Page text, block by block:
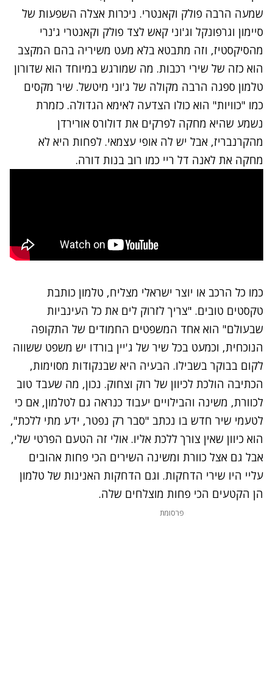
שמעה הרבה פולק וקאנטרי. ניכרות אצלה השפעות של
סיימון וגרפונקל וג'וני קאש לצד פולק וקאנטרי ג'נרי
מהסיקסטיז, וזה מתבטא בלא מעט משיריה בהם המקצב
הוא כזה של שירי רכבות. מה שמורגש במיוחד הוא שדורון
טלמון ספגה הרבה מקולה של ג'וני מיטשל. שיר מקסים
כמו "כוויות" הוא כולו הצדעה לאימא הגדולה. כזמרת
נשמע שהיא מחקה לפרקים את דולורס אורירדן
מהקרנבריז, אבל יש לה אופי עצמאי. לפחות היא לא
מחקה את לאנה דל ריי כמו רוב בנות דורה.
כמו כל הרכב או יוצר ישראלי מצליח, טלמון כותבת
טקסטים טובים. "צריך לזרוק לים את כל העינביות
שבעולם" הוא אחד המשפטים החמודים של התקופה
הנוכחית, וכמעט בכל שיר של ג'יין בורדו יש משפט ששווה
לקום בבוקר בשבילו. הבעיה היא שבנקודות מסוימות,
הכתיבה הולכת לכיוון של רוק וצחוק. נכון, מה שעבד טוב
לכוורת, משינה והבילויים יעבוד כנראה גם לטלמון, אם כי
לטעמי שיר חדש בו נכתב "סבר רק נפטר, ידע מתי ללכת",
הוא כיוון שאין צורך ללכת אליו. אולי זה הטעם הפרטי שלי,
אבל גם אצל כוורת ומשינה השירים הכי פחות אהובים
עליי היו שירי הדחקות. וגם הדחקות האנינות של טלמון
הן הקטעים הכי פחות מוצלחים שלה.
פרסומת